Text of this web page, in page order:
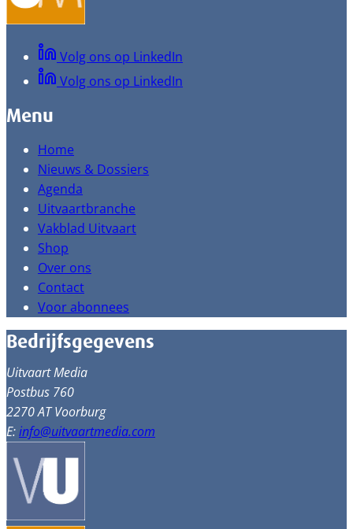
Volg ons op LinkedIn
Volg ons op LinkedIn
Menu
Home
Nieuws & Dossiers
Agenda
Uitvaartbranche
Vakblad Uitvaart
Shop
Over ons
Contact
Voor abonnees
Bedrijfsgegevens
Uitvaart Media
Postbus 760
2270 AT Voorburg
E:info@uitvaartmedia.com